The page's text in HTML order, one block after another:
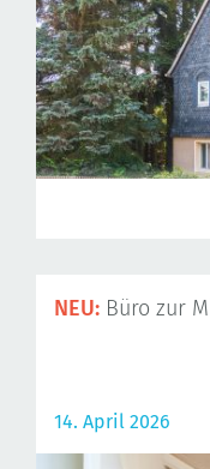
NEU: Büro zur
14. April 2026